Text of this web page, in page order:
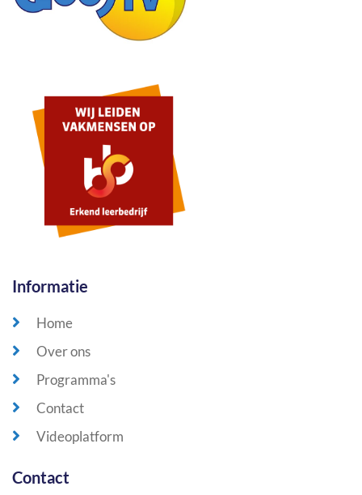
Informatie
Home
Over ons
Programma's
Contact
Videoplatform
Contact